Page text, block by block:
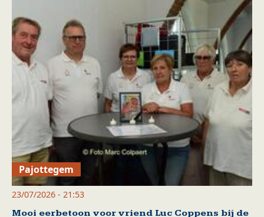
Pajottegem
23/07/2026 - 21:53
Mooi eerbetoon voor vriend Luc Coppens bij de